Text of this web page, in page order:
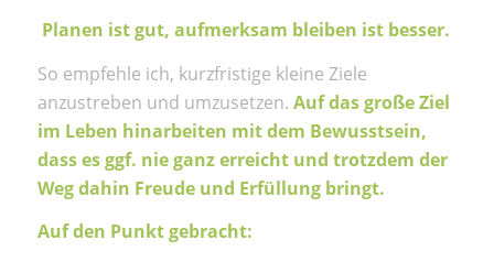
Planen ist gut, aufmerksam bleiben ist besser.
So empfehle ich, kurzfristige kleine Ziele
anzustreben und umzusetzen. Auf das große Ziel
im Leben hinarbeiten mit dem Bewusstsein,
dass es ggf. nie ganz erreicht und trotzdem der
Weg dahin Freude und Erfüllung bringt.
Auf den Punkt gebracht: